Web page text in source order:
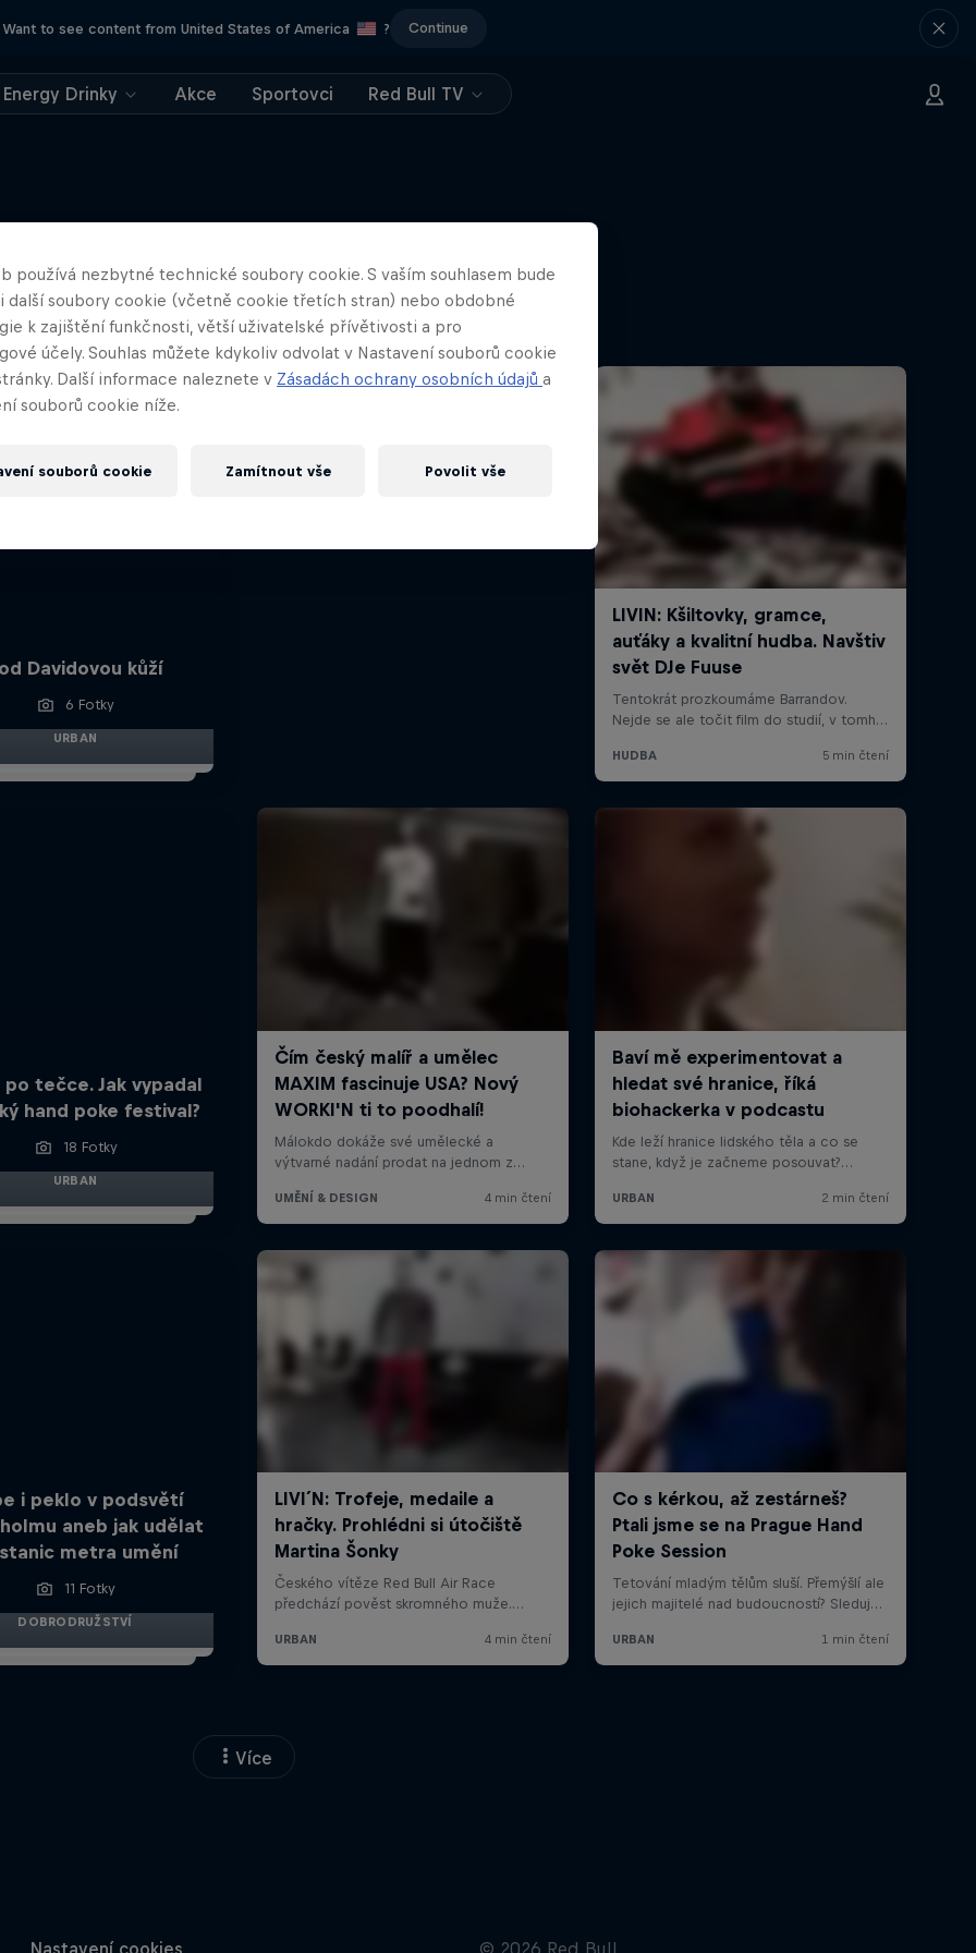
Want to see content from United States of America ? Continue
Energy Drinky Akce Sportovci Red Bull TV
Něco podobného?
Davidovou kůží
6 Fotky
URBAN
What's Your Custom? (cz
titulky)
Kultura okolo tenisek tak, jak ji neznáš.
URBAN
po tečce. Jak vypadal
hand poke festival?
18 Fotky
URBAN
i peklo v podsvětí
aneb jak udělat
metra umění
11 Fotky
DOBRODRUŽSTVÍ
Více
používá nezbytné technické soubory cookie. S vaším souhlasem bude
další soubory cookie (včetně cookie třetích stran) nebo obdobné
k zajištění funkčnosti, větší uživatelské přívětivosti a pro
účely. Souhlas můžete kdykoliv odvolat v Nastavení souborů cookie
Další informace naleznete v Zásadách ochrany osobních údajů a
souborů cookie níže.
souborů cookie Zamítnout vše Povolit vše